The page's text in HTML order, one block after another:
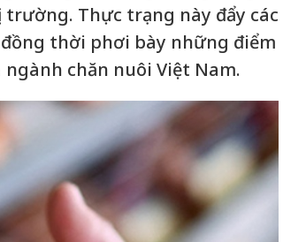
Thực trạng này đẩy các
thời phơi bày những điểm
chăn nuôi Việt Nam.